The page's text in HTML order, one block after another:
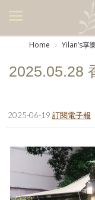
美食集
生活風
Home Yilanʼs享
2025.05.28
2025-06-19 訂閱電子報